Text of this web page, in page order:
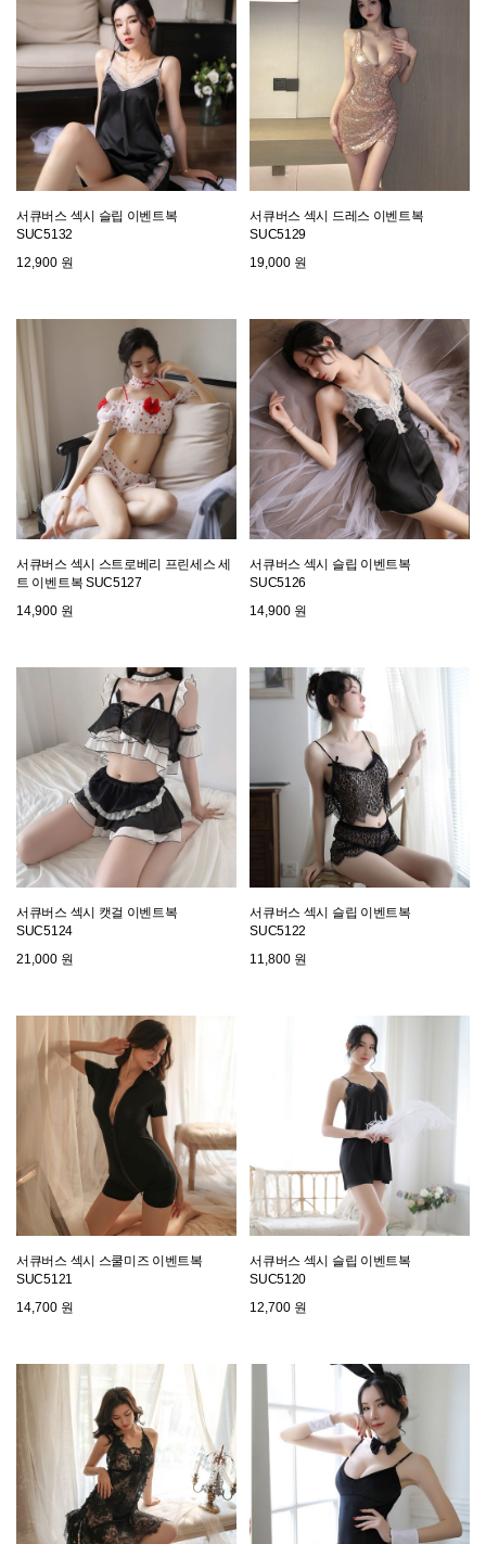
서큐버스 섹시 슬립 이벤트복
SUC5132
12,900 원
서큐버스 섹시 드레스 이벤트복
SUC5129
19,000 원
서큐버스 섹시 스트로베리 프린세스 세
트 이벤트복 SUC5127
14,900 원
서큐버스 섹시 슬립 이벤트복
SUC5126
14,900 원
서큐버스 섹시 캣걸 이벤트복
SUC5124
21,000 원
서큐버스 섹시 슬립 이벤트복
SUC5122
11,800 원
서큐버스 섹시 스쿨미즈 이벤트복
SUC5121
14,700 원
서큐버스 섹시 슬립 이벤트복
SUC5120
12,700 원